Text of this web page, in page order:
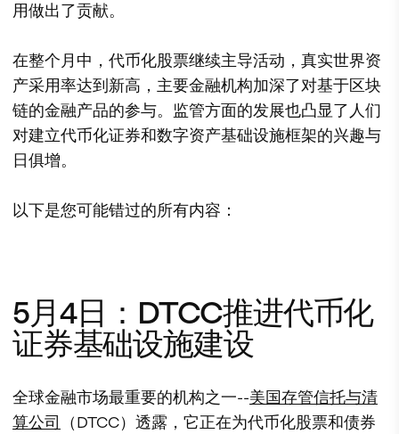
用做出了贡献。
在整个月中，代币化股票继续主导活动，真实世界资
产采用率达到新高，主要金融机构加深了对基于区块
链的金融产品的参与。监管方面的发展也凸显了人们
对建立代币化证券和数字资产基础设施框架的兴趣与
日俱增。
以下是您可能错过的所有内容：
5月4日：DTCC推进代币化
证券基础设施建设
全球金融市场最重要的机构之一--美国存管信托与清
算公司
（DTCC）透露，它正在为代币化股票和债券